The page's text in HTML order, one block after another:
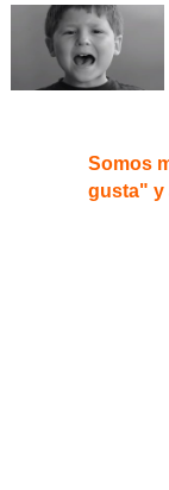
Somos
gusta" y